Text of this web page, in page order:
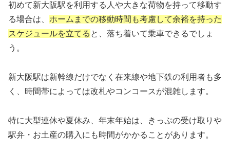
初めて新大阪駅を利用する人や大きな荷物を持って移動す
る場合は、 ホームまでの移動時間も考慮して余裕を持った
スケジュールを立てる と、落ち着いて乗車できるでしょ
う。
新大阪駅は新幹線だけでなく在来線や地下鉄の利用者も多
く、時間帯によっては改札やコンコースが混雑します。
特に大型連休や夏休み、年末年始は、きっぷの受け取りや
駅弁・お土産の購入にも時間がかかることがあります。